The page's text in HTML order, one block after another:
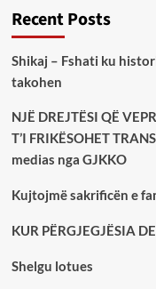
Recent Posts
Shikaj – Fshati ku
takohen
NJË DREJTËSI QË
T’I FRIKËSOHET
medias nga GJKKO
Kujtojmë sakrificën e
KUR PËRGJEGJËSIA
Shelgu lotues